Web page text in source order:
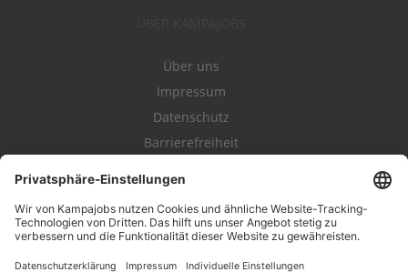
Über uns
Impressum
Datenschutz
Barrierefreiheit
Kampahire
Kampagnenforum